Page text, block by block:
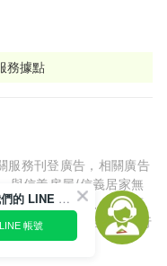
務據點
服務刊登廣告，相關廣告
與信義房屋/信義居家無
內容的正確性、可信度
，所生任何爭議皆請自行
歡迎訂閱我們的 LINE 官方帳號
帳號